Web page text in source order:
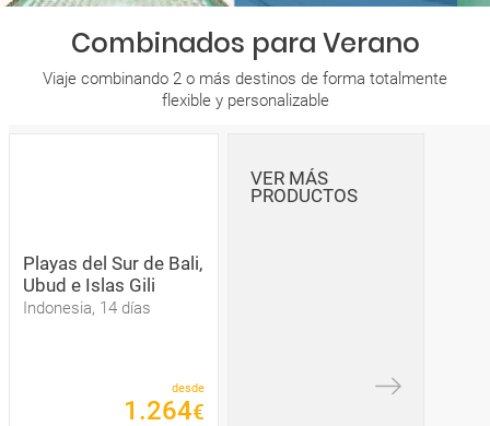
Combinados para Verano
Viaje combinando 2 o más destinos de forma totalmente
flexible y personalizable
Playas del Sur de Bali,
Ubud e Islas Gili
Indonesia, 14 días
desde
1 .264€
VER MÁS
PRODUCTOS